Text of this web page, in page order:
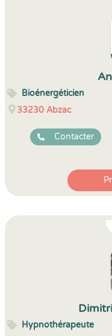
Bioénergéticien
33230 Abzac
Contacter
Hypnothérapeute